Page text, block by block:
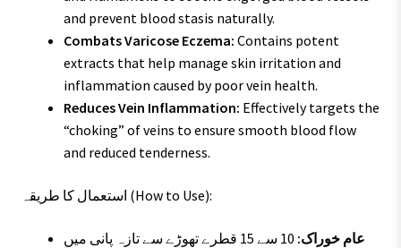
and prevent blood stasis naturally.
Combats Varicose Eczema: Contains potent
extracts that help manage skin irritation and
inflammation caused by poor vein health.
Reduces Vein Inflammation: Effectively targets the
“choking” of veins to ensure smooth blood flow
and reduced tenderness.
استعمال کا طریقہ (How to Use):
عام خوراک:
10 سے 15 قطرے تھوڑے سے تازہ پانی میں